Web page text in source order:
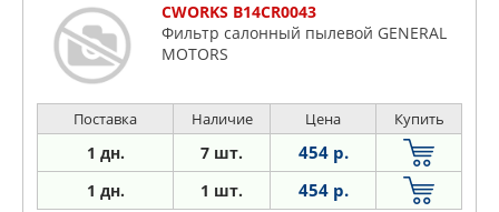
CWORKS B14CR0043
Фильтр салонный пылевой GENERAL
MOTORS
Поставка Наличие Цена Купить
1 дн. 7 шт. 454 р.
1 дн. 1 шт. 454 р.